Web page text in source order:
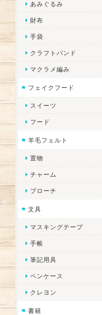
あみぐるみ
財布
手袋
クラフトバンド
マクラメ編み
フェイクフード
スイーツ
フード
羊毛フェルト
置物
チャーム
ブローチ
文具
マスキングテープ
手帳
筆記用具
ペンケース
クレヨン
書籍